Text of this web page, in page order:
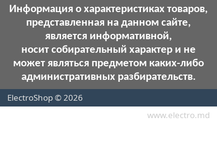
Информация о характеристиках товаров,
представленная на данном сайте,
является информативной,
носит собирательный характер и не
может являться предметом каких-либо
административных разбирательств.
ElectroShop © 2026
www.electro.md